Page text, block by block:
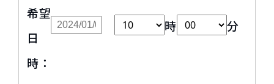
希望
日
時：
時 分